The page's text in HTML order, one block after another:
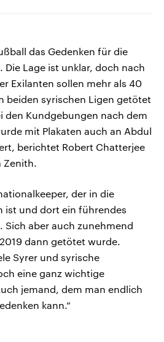
das Gedenken für die
Lage ist unklar, doch nach
Exilanten sollen mehr als 40
beiden syrischen Ligen getötet
den Kundgebungen nach dem
mit Plakaten auch an Abdul
berichtet Robert Chatterjee
Zenith.
der in die
ist und dort ein führendes
Sich aber auch zunehmend
dann getötet wurde.
Syrer und syrische
eine ganz wichtige
jemand, dem man endlich
kann.“